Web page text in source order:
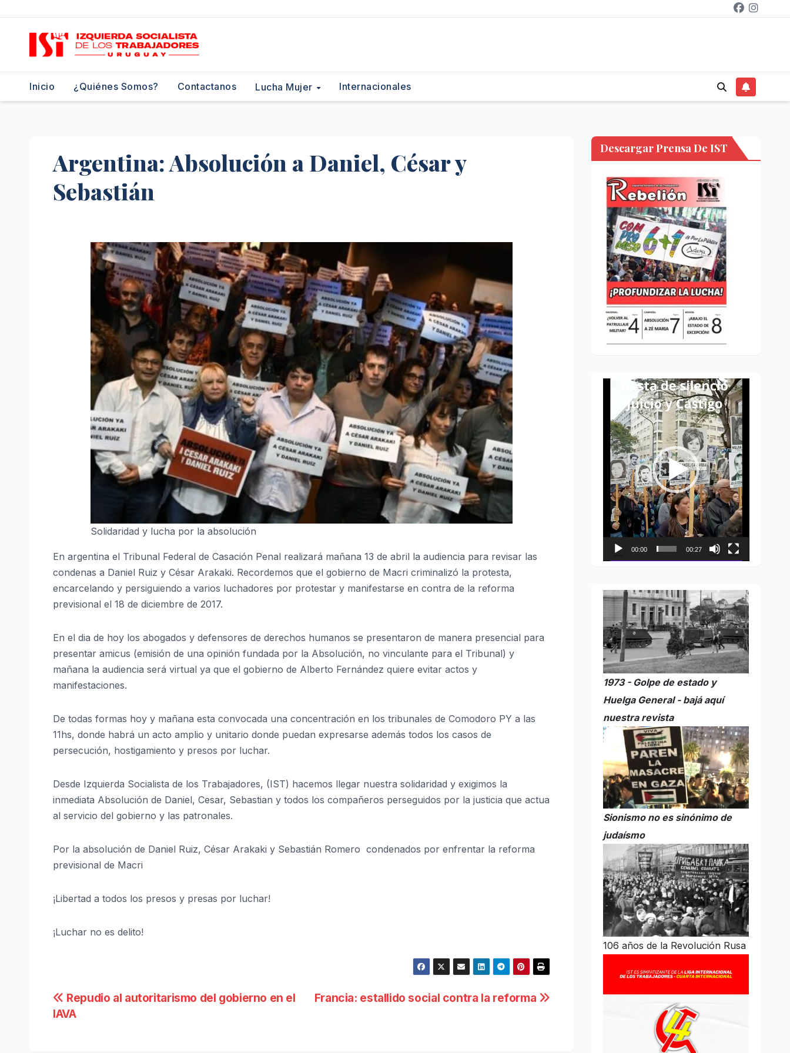
contenido
Inicio ¿Quiénes Somos? Contactanos Lucha Mujer Internacionales
Argentina: Absolución a Daniel, César y
Sebastián
Solidaridad y lucha por la absolución
En argentina el Tribunal Federal de Casación Penal realizará mañana 13 de abril la audiencia para revisar las
condenas a Daniel Ruiz y César Arakaki. Recordemos que el gobierno de Macri criminalizó la protesta,
encarcelando y persiguiendo a varios luchadores por protestar y manifestarse en contra de la reforma
previsional el 18 de diciembre de 2017.
En el dia de hoy los abogados y defensores de derechos humanos se presentaron de manera presencial para
presentar amicus (emisión de una opinión fundada por la Absolución, no vinculante para el Tribunal) y
mañana la audiencia será virtual ya que el gobierno de Alberto Fernández quiere evitar actos y
manifestaciones.
De todas formas hoy y mañana esta convocada una concentración en los tribunales de Comodoro PY a las
11hs, donde habrá un acto amplio y unitario donde puedan expresarse además todos los casos de
persecución, hostigamiento y presos por luchar.
Desde Izquierda Socialista de los Trabajadores, (IST) hacemos llegar nuestra solidaridad y exigimos la
inmediata Absolución de Daniel, Cesar, Sebastian y todos los compañeros perseguidos por la justicia que actua
al servicio del gobierno y las patronales.
Por la absolución de Daniel Ruiz, César Arakaki y Sebastián Romero condenados por enfrentar la reforma
previsional de Macri
¡Libertad a todos los presos y presas por luchar!
¡Luchar no es delito!
Navegación
de
Francia: estallido social contra la reforma
Repudio al autoritarismo del gobierno en el
IAVA
Descargar Prensa De IST
Reproductor
vídeo
00:00 00:27
1973 - Golpe de estado y
Huelga General - bajá aquí
nuestra revista
Sionismo no es sinónimo de
judaísmo
106 años de la Revolución Rusa